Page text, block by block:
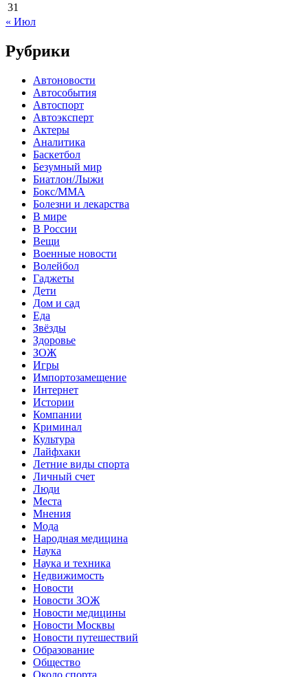
31
« Июл
Рубрики
Автоновости
Автособытия
Автоспорт
Автоэксперт
Актеры
Аналитика
Баскетбол
Безумный мир
Биатлон/Лыжи
Бокс/MMA
Болезни и лекарства
В мире
В России
Вещи
Военные новости
Волейбол
Гаджеты
Дети
Дом и сад
Еда
Звёзды
Здоровье
ЗОЖ
Игры
Импортозамещение
Интернет
Истории
Компании
Криминал
Культура
Лайфхаки
Летние виды спорта
Личный счет
Люди
Места
Мнения
Мода
Народная медицина
Наука
Наука и техника
Недвижимость
Новости
Новости ЗОЖ
Новости медицины
Новости Москвы
Новости путешествий
Образование
Общество
Около спорта